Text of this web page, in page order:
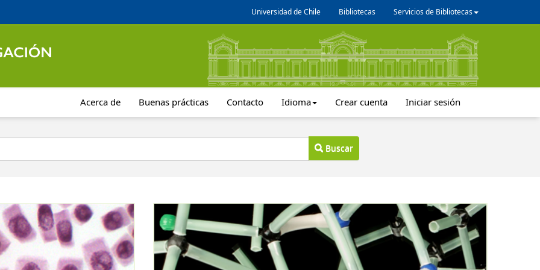
Universidad de Chile Bibliotecas Servicios de Bibliotecas
Acerca de Buenas prácticas Contacto Idioma Crear cuenta Iniciar sesión
Buscar